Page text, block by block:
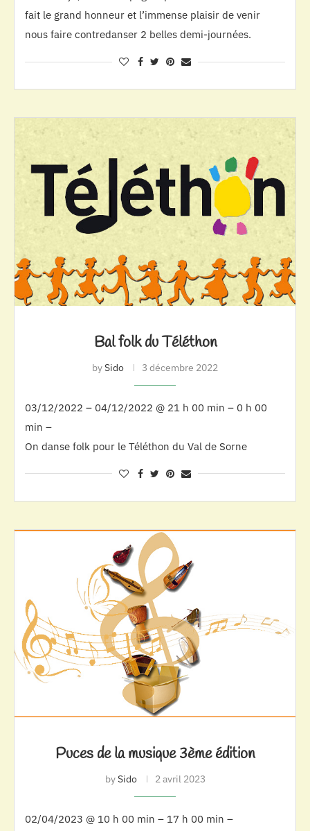
fait le grand honneur et l’immense plaisir de venir
nous faire contredanser 2 belles demi-journées.
Bal folk du Téléthon
bySido 3 décembre 2022
03/12/2022 – 04/12/2022 @ 21 h 00 min – 0 h 00
min –
On danse folk pour le Téléthon du Val de Sorne
Puces de la musique 3ème édition
bySido 2 avril 2023
02/04/2023 @ 10 h 00 min – 17 h 00 min –